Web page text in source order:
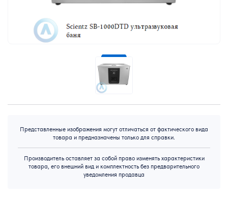
Представленные изображения могут отличаться от фактического вида
товара и предназначены только для справки.
Производитель оставляет за собой право изменять характеристики
товара, его внешний вид и комплектность без предварительного
уведомления продавца